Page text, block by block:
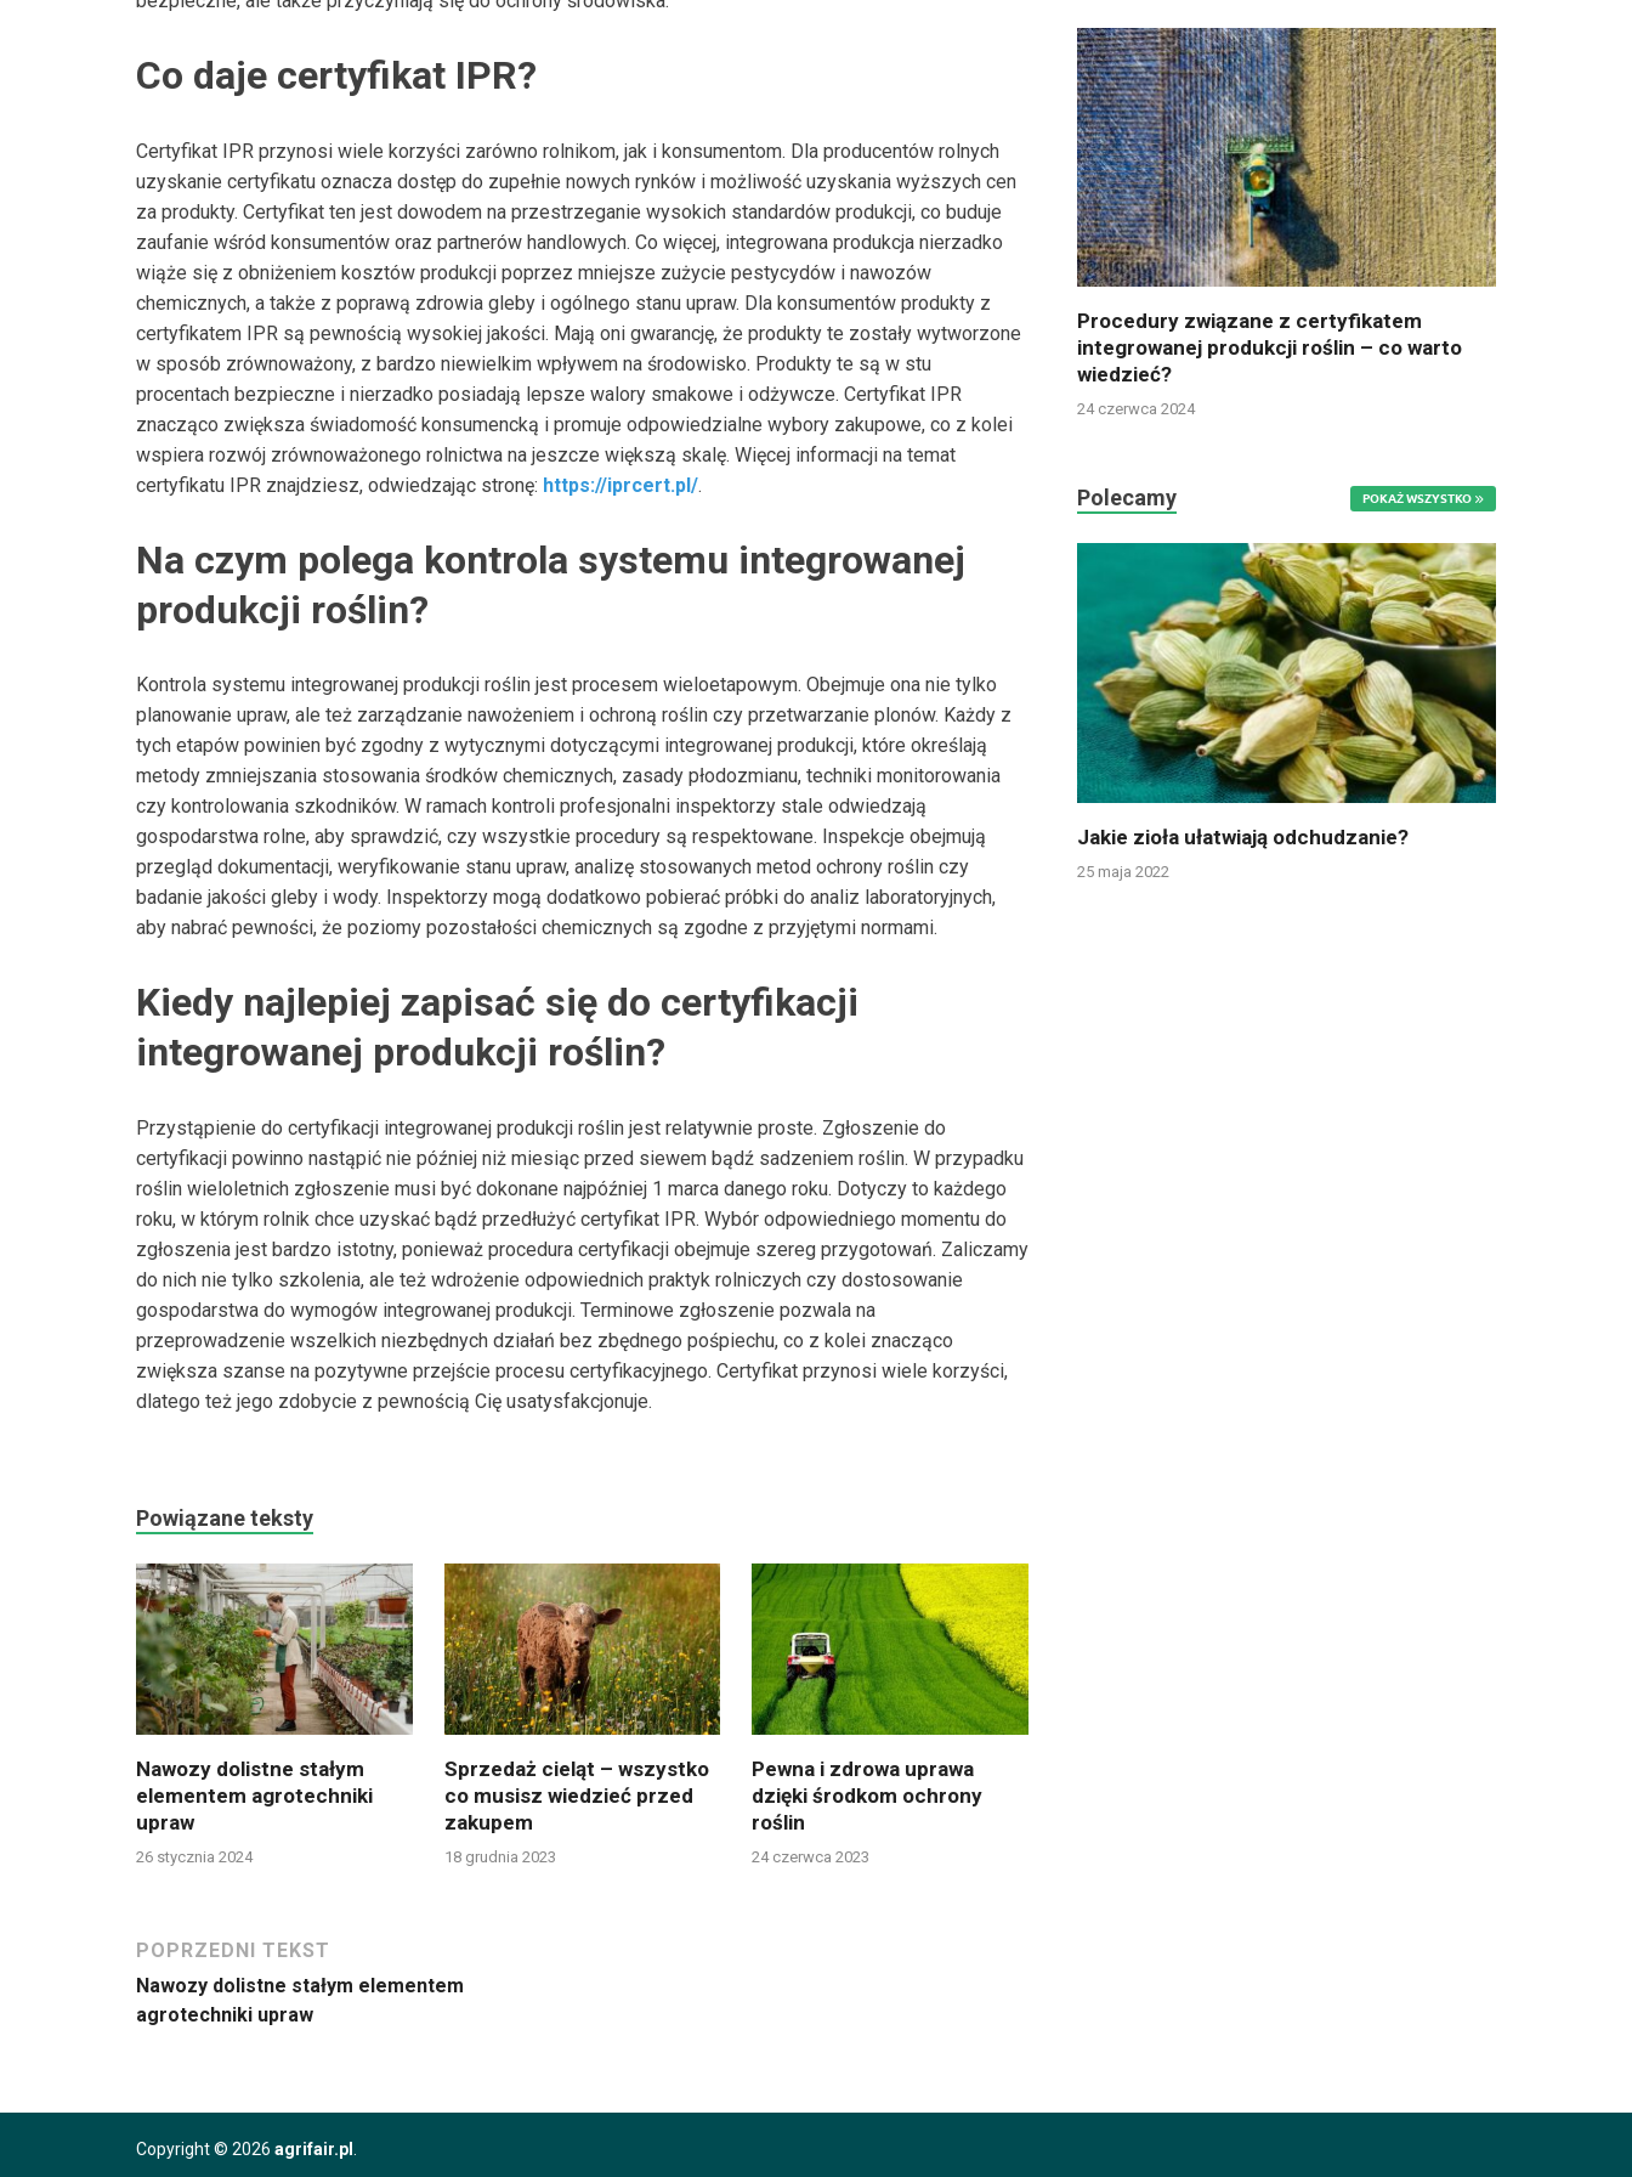
Co daje certyfikat IPR?
Certyfikat IPR przynosi wiele korzyści zarówno rolnikom, jak i konsumentom. Dla producentów rolnych
uzyskanie certyfikatu oznacza dostęp do zupełnie nowych rynków i możliwość uzyskania wyższych cen
za produkty. Certyfikat ten jest dowodem na przestrzeganie wysokich standardów produkcji, co buduje
zaufanie wśród konsumentów oraz partnerów handlowych. Co więcej, integrowana produkcja nierzadko
wiąże się z obniżeniem kosztów produkcji poprzez mniejsze zużycie pestycydów i nawozów
chemicznych, a także z poprawą zdrowia gleby i ogólnego stanu upraw. Dla konsumentów produkty z
certyfikatem IPR są pewnością wysokiej jakości. Mają oni gwarancję, że produkty te zostały wytworzone
w sposób zrównoważony, z bardzo niewielkim wpływem na środowisko. Produkty te są w stu
procentach bezpieczne i nierzadko posiadają lepsze walory smakowe i odżywcze. Certyfikat IPR
znacząco zwiększa świadomość konsumencką i promuje odpowiedzialne wybory zakupowe, co z kolei
wspiera rozwój zrównoważonego rolnictwa na jeszcze większą skalę. Więcej informacji na temat
certyfikatu IPR znajdziesz, odwiedzając stronę: https://iprcert.pl/.
Na czym polega kontrola systemu integrowanej
produkcji roślin?
Kontrola systemu integrowanej produkcji roślin jest procesem wieloetapowym. Obejmuje ona nie tylko
planowanie upraw, ale też zarządzanie nawożeniem i ochroną roślin czy przetwarzanie plonów. Każdy z
tych etapów powinien być zgodny z wytycznymi dotyczącymi integrowanej produkcji, które określają
metody zmniejszania stosowania środków chemicznych, zasady płodozmianu, techniki monitorowania
czy kontrolowania szkodników. W ramach kontroli profesjonalni inspektorzy stale odwiedzają
gospodarstwa rolne, aby sprawdzić, czy wszystkie procedury są respektowane. Inspekcje obejmują
przegląd dokumentacji, weryfikowanie stanu upraw, analizę stosowanych metod ochrony roślin czy
badanie jakości gleby i wody. Inspektorzy mogą dodatkowo pobierać próbki do analiz laboratoryjnych,
aby nabrać pewności, że poziomy pozostałości chemicznych są zgodne z przyjętymi normami.
Kiedy najlepiej zapisać się do certyfikacji
integrowanej produkcji roślin?
Przystąpienie do certyfikacji integrowanej produkcji roślin jest relatywnie proste. Zgłoszenie do
certyfikacji powinno nastąpić nie później niż miesiąc przed siewem bądź sadzeniem roślin. W przypadku
roślin wieloletnich zgłoszenie musi być dokonane najpóźniej 1 marca danego roku. Dotyczy to każdego
roku, w którym rolnik chce uzyskać bądź przedłużyć certyfikat IPR. Wybór odpowiedniego momentu do
zgłoszenia jest bardzo istotny, ponieważ procedura certyfikacji obejmuje szereg przygotowań. Zaliczamy
do nich nie tylko szkolenia, ale też wdrożenie odpowiednich praktyk rolniczych czy dostosowanie
gospodarstwa do wymogów integrowanej produkcji. Terminowe zgłoszenie pozwala na
przeprowadzenie wszelkich niezbędnych działań bez zbędnego pośpiechu, co z kolei znacząco
zwiększa szanse na pozytywne przejście procesu certyfikacyjnego. Certyfikat przynosi wiele korzyści,
dlatego też jego zdobycie z pewnością Cię usatysfakcjonuje.
Powiązane teksty
Nawozy dolistne stałym
elementem agrotechniki
upraw
26 stycznia 2024
Sprzedaż cieląt – wszystko
co musisz wiedzieć przed
zakupem
18 grudnia 2023
Pewna i zdrowa uprawa
dzięki środkom ochrony
roślin
24 czerwca 2023
POPRZEDNI TEKST
Nawozy dolistne stałym elementem
agrotechniki upraw
Procedury związane z certyfikatem
integrowanej produkcji roślin – co warto
wiedzieć?
24 czerwca 2024
Polecamy POKAŻ WSZYSTKO
Jakie zioła ułatwiają odchudzanie?
25 maja 2022
Copyright © 2026 agrifair.pl .